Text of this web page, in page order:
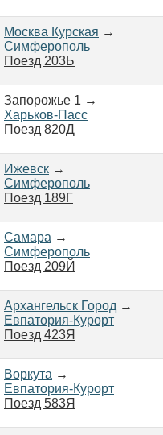
Москва Курская →
Симферополь
Поезд 203Ь
Запорожье 1 →
Харьков-Пасс
Поезд 820Д
Ижевск →
Симферополь
Поезд 189Г
Самара →
Симферополь
Поезд 209Й
Архангельск Город →
Евпатория-Курорт
Поезд 423Я
Воркута →
Евпатория-Курорт
Поезд 583Я